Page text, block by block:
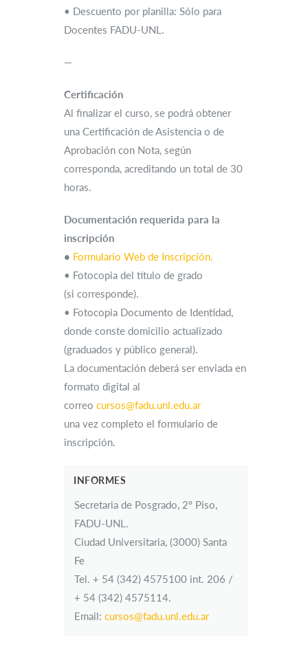
• Descuento por planilla: Sólo para
Docentes FADU-UNL.
—
Certificación
Al finalizar el curso, se podrá obtener
una Certificación de Asistencia o de
Aprobación con Nota, según
corresponda, acreditando un total de 30
horas.
Documentación requerida para la
inscripción
• Formulario Web de Inscripción.
• Fotocopia del título de grado
(si corresponde).
• Fotocopia Documento de Identidad,
donde conste domicilio actualizado
(graduados y público general).
La documentación deberá ser enviada en
formato digital al
correo cursos@fadu.unl.edu.ar
una vez completo el formulario de
inscripción.
INFORMES
Secretaria de Posgrado, 2º Piso,
FADU-UNL.
Ciudad Universitaria, (3000) Santa
Fe
Tel. + 54 (342) 4575100 int. 206 /
+ 54 (342) 4575114.
Email: cursos@fadu.unl.edu.ar